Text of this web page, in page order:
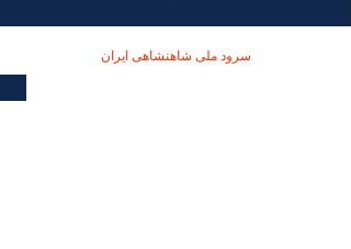
سرود ملی شاهنشاهی ایران